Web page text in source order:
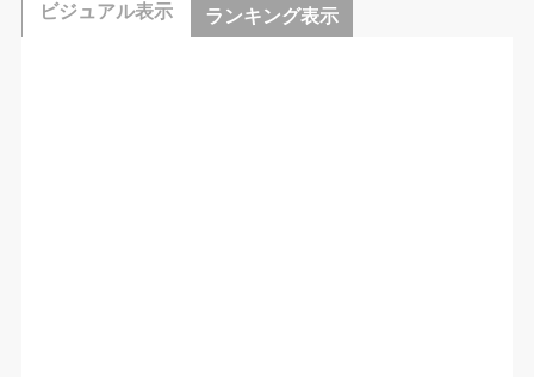
ビジュアル表示 ランキング表示